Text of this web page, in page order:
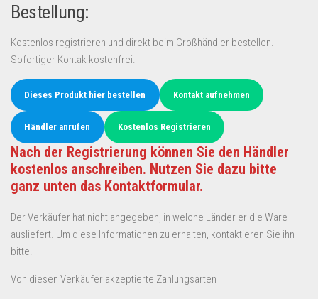
Bestellung:
Kostenlos registrieren und direkt beim Großhändler bestellen.
Sofortiger Kontak kostenfrei.
Dieses Produkt hier bestellen Kontakt aufnehmen
Händler anrufen Kostenlos Registrieren
Nach der Registrierung können Sie den Händler
kostenlos anschreiben. Nutzen Sie dazu bitte
ganz unten das Kontaktformular.
Der Verkäufer hat nicht angegeben, in welche Länder er die Ware
ausliefert. Um diese Informationen zu erhalten, kontaktieren Sie ihn
bitte.
Von diesen Verkäufer akzeptierte Zahlungsarten